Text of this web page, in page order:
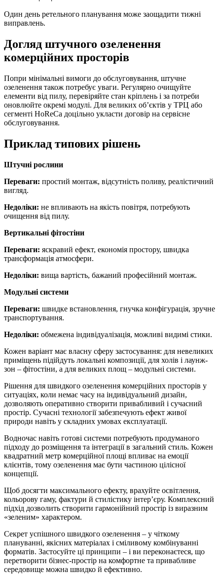
Один день ретельного планування може заощадити тижні
виправлень.
Догляд штучного озеленення
комерційних просторів
Попри мінімальні вимоги до обслуговування, штучне
озеленення також потребує уваги. Регулярно очищуйте
елементи від пилу, перевіряйте стан кріплень і за потреби
оновлюйте окремі модулі. Для великих об’єктів у ТРЦ або
сегменті HoReCa доцільно укласти договір на сервісне
обслуговування.
Приклад типових рішень
Штучні рослини
Переваги: простий монтаж, відсутність поливу, реалістичний
вигляд.
Недоліки: не впливають на якість повітря, потребують
очищення від пилу.
Вертикальні фітостіни
Переваги: яскравий ефект, економія простору, швидка
трансформація атмосфери.
Недоліки: вища вартість, бажаний професійний монтаж.
Модульні системи
Переваги: швидке встановлення, гнучка конфігурація, зручне
транспортування.
Недоліки: обмежена індивідуалізація, можливі видимі стики.
Кожен варіант має власну сферу застосування: для невеликих
приміщень підійдуть локальні композиції, для холів і лаунж-
зон – фітостіни, а для великих площ – модульні системи.
Рішення для швидкого озеленення комерційних просторів у
ситуаціях, коли немає часу на індивідуальний дизайн,
дозволяють оперативно створити привабливий і сучасний
простір. Сучасні технології забезпечують ефект живої
природи навіть у складних умовах експлуатації.
Водночас навіть готові системи потребують продуманого
підходу до розміщення та інтеграції в загальний стиль. Кожен
квадратний метр комерційної площі впливає на емоції
клієнтів, тому озеленення має бути частиною цілісної
концепції.
Щоб досягти максимального ефекту, врахуйте освітлення,
кольорову гаму, фактури й стилістику інтер’єру. Комплексний
підхід дозволить створити гармонійний простір із виразним
«зеленим» характером.
Секрет успішного швидкого озеленення – у чіткому
плануванні, якісних матеріалах і сміливому комбінуванні
форматів. Застосуйте ці принципи – і ви переконаєтеся, що
перетворити бізнес-простір на комфортне та привабливе
середовище можна швидко й ефективно.